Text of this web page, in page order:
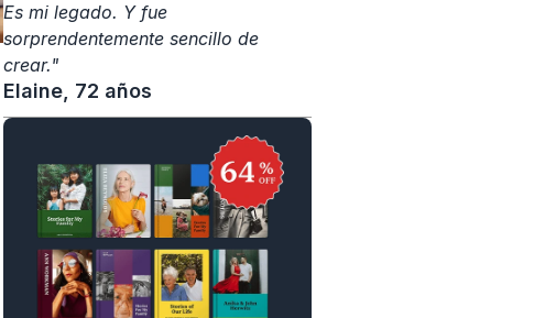
Es mi legado. Y fue
sorprendentemente sencillo de
crear."
Elaine, 72 años